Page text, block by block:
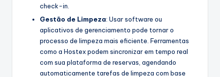
check-in.
Gestão de Limpeza: Usar software ou
aplicativos de gerenciamento pode tornar o
processo de limpeza mais eficiente. Ferramentas
como a Hostex podem sincronizar em tempo real
com sua plataforma de reservas, agendando
automaticamente tarefas de limpeza com base